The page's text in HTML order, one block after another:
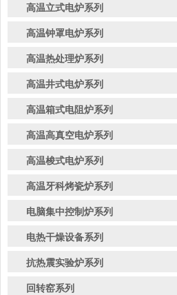
高温立式电炉系列
高温钟罩电炉系列
高温热处理炉系列
高温井式电炉系列
高温箱式电阻炉系列
高温高真空电炉系列
高温梭式电炉系列
高温牙科烤瓷炉系列
电脑集中控制炉系列
电热干燥设备系列
抗热震实验炉系列
回转窑系列